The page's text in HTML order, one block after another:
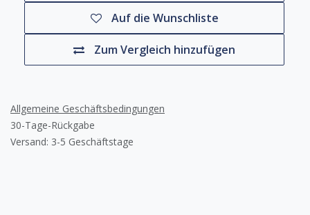
Zum Vergleich hinzufügen
Auf die Wunschliste
Allgemeine Geschäftsbedingungen
30-Tage-Rückgabe
Versand: 3-5 Geschäftstage